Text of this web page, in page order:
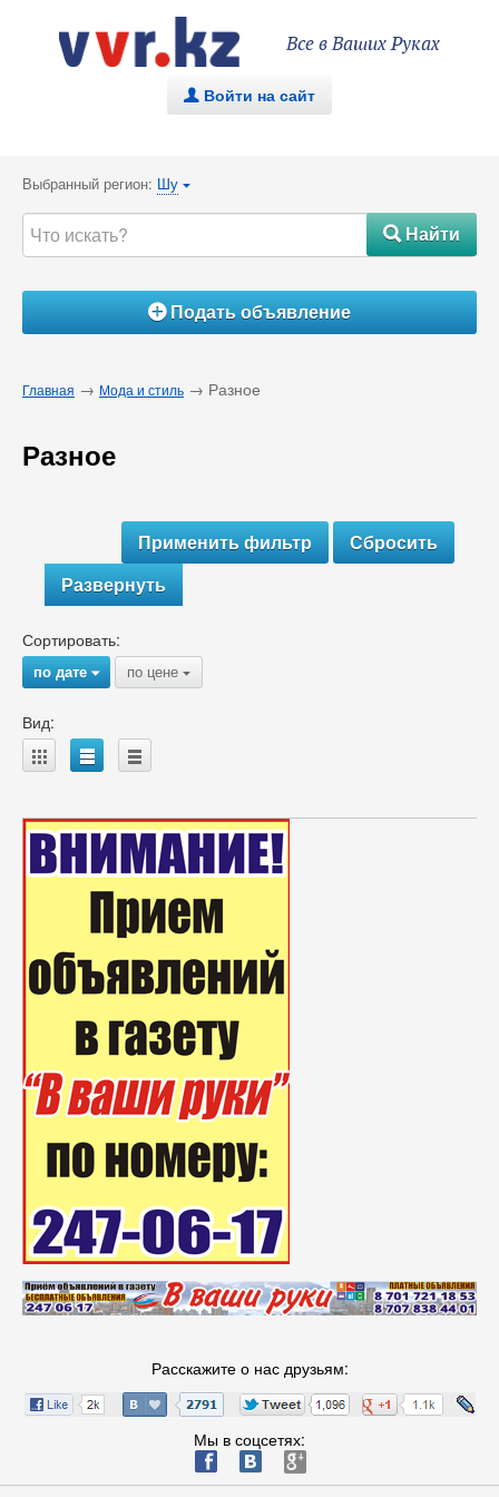
Все в Ваших Руках
. Войти на сайт
Выбранный регион: Шу {
#Найти
ÁПодать объявление
Главная → Мода и стиль → Разное
Разное
Развернуть
Сортировать:
по дате{ по цене {
Вид:
A B C
Расскажите о нас друзьям:
Мы в соцсетях:
ä æ è